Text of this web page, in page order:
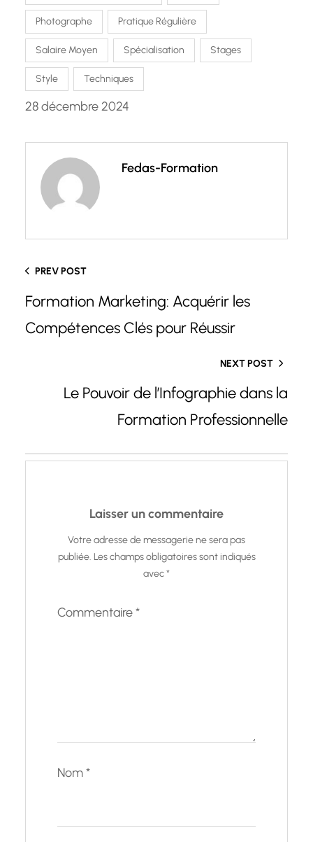
Photographe Pratique Régulière
Salaire Moyen Spécialisation Stages
Style Techniques
28 décembre 2024
Fedas-Formation
PREV POST
Formation Marketing: Acquérir les
Compétences Clés pour Réussir
NEXT POST
Le Pouvoir de l’Infographie dans la
Formation Professionnelle
Laisser un commentaire
Votre adresse de messagerie ne sera pas
publiée. Les champs obligatoires sont indiqués
avec*
Commentaire*
Nom*